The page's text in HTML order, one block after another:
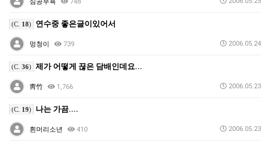
(C. 18) 연수중 좋은글이있어서
멍청이 739 2006.05.24
(C. 36) 제가 어떻게 끊은 담배인데요...
靑竹 1,766 2006.05.23
(C. 19) 나는 가끔....
흰머리소년 410 2006.05.23